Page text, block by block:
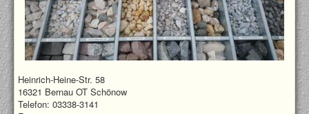
Heinrich-Heine-Str. 58
16321 Bernau OT Schönow
Telefon: 03338-3141